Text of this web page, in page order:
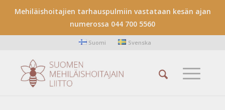
Mehiläishoitajien tarhauspulmiin vastataan kesän ajan
numerossa 044 700 5560
Suomi Svenska